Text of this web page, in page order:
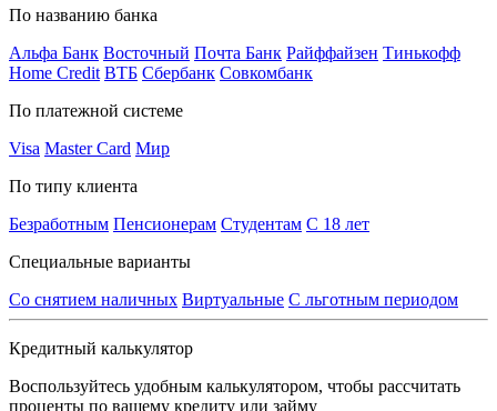
По названию банка
Альфа Банк Восточный Почта Банк Райффайзен Тинькофф
Home Credit ВТБ Сбербанк Совкомбанк
По платежной системе
Visa Master Card Мир
По типу клиента
Безработным Пенсионерам Студентам С 18 лет
Специальные варианты
Со снятием наличных Виртуальные С льготным периодом
Кредитный калькулятор
Воспользуйтесь удобным калькулятором, чтобы рассчитать
проценты по вашему кредиту или займу